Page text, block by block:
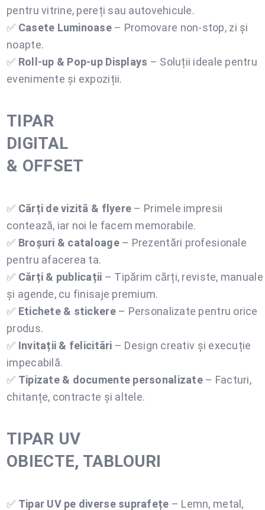
pentru vitrine, pereți sau autovehicule.
✅ Casete Luminoase – Promovare non-stop, zi și
noapte.
✅ Roll-up & Pop-up Displays – Soluții ideale pentru
evenimente și expoziții.
TIPAR
DIGITAL
& OFFSET
✅ Cărți de vizită & flyere – Primele impresii
contează, iar noi le facem memorabile.
✅ Broșuri & cataloage– Prezentări profesionale
pentru afacerea ta.
✅ Cărți & publicații – Tipărim cărți, reviste, manuale
și agende, cu finisaje premium.
✅ Etichete & stickere– Personalizate pentru orice
produs.
✅ Invitații & felicitări – Design creativ și execuție
impecabilă.
✅ Tipizate & documente personalizate– Facturi,
chitanțe, contracte și altele.
TIPAR UV
OBIECTE, TABLOURI
✅ Tipar UV pe diverse suprafețe – Lemn, metal,